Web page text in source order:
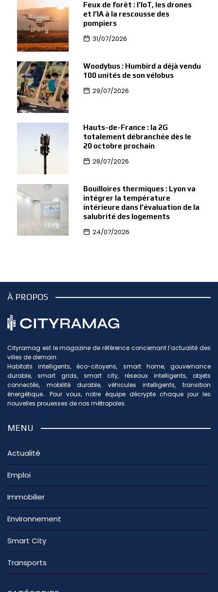
Feux de forêt : l’IoT, les drones
et l’IA à la rescousse des
pompiers
31/07/2026
Woodybus : Humbird a déjà vendu
100 unités de son vélobus
29/07/2026
Hauts-de-France : la 2G
totalement débranchée dès le
20 octobre prochain
28/07/2026
Bouilloires thermiques : Lyon va
intégrer la température
intérieure dans l’évaluation de la
salubrité des logements
24/07/2026
À PROPOS
Cityramag est le magazine de référence concernant l’actualité des
villes de demain.
Habitats intelligents, éco-citoyens, smart home, gouvernance
durable, smart grids, smart city, réseaux intelligents, objets
connectés, mobilité durable, véhicules intelligents, transition
énergétique… Pour vous, notre équipe décrypte chaque jour les
nouvelles prouesses de nos métropoles.
MENU
Actualité
Emploi
Immobilier
Environnement
Smart City
Transports